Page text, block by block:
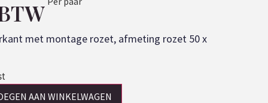
met montage rozet, afmeting rozet 50 x
AAN WINKELWAGEN